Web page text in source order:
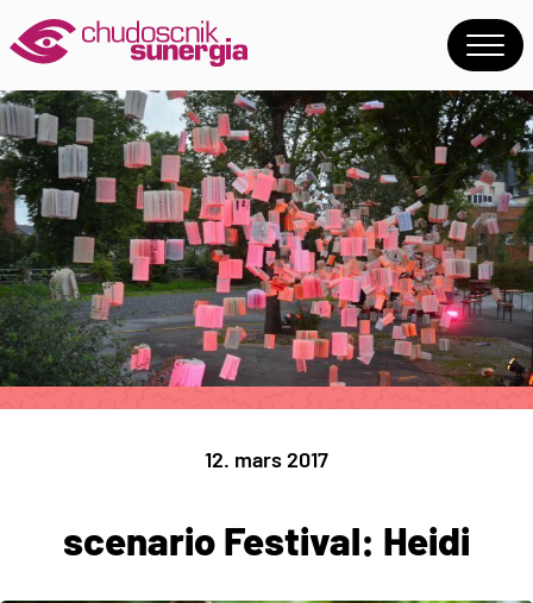
12. mars 2017
scenario Festival: Heidi